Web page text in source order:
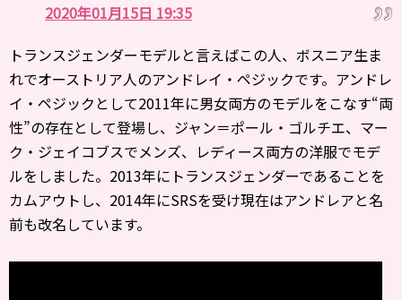
2020年01月15日 19:35
トランスジェンダーモデルと言えばこの人、ボスニア生ま
れでオーストリア人のアンドレイ・ペジックです。アンドレ
イ・ペジックとして2011年に男女両方のモデルをこなす“両
性”の存在として登場し、ジャン＝ポール・ゴルチエ、マー
ク・ジェイコブスでメンズ、レディース両方の洋服でモデ
ルをしました。2013年にトランスジェンダーであることを
カムアウトし、2014年にSRSを受け現在はアンドレアと名
前も改名しています。